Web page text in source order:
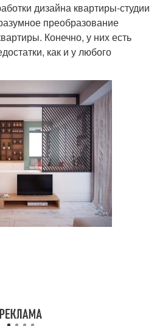
дизайна квартиры-студии
преобразование
Конечно, у них есть
как и у любого